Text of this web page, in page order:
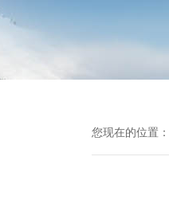
您现在的位置：